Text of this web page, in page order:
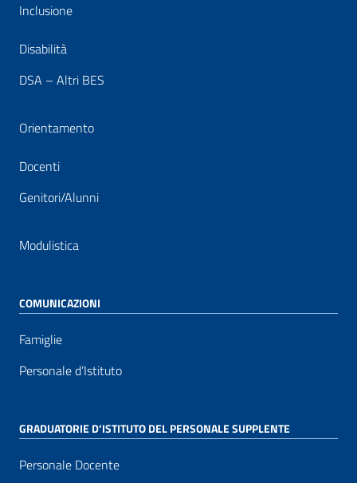
Inclusione
Disabilità
DSA – Altri BES
Orientamento
Docenti
Genitori/Alunni
Modulistica
COMUNICAZIONI
Famiglie
Personale d’Istituto
GRADUATORIE D’ISTITUTO DEL PERSONALE SUPPLENTE
Personale Docente